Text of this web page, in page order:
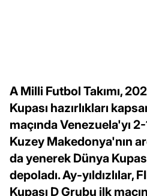
A Milli Futbol Takımı,
Kupası hazırlıkları
maçında Venezuela'yı
Kuzey Makedonya'nın
da yenerek Dünya
depoladı. Ay-yıldızlılar,
Kupası D Grubu ilk